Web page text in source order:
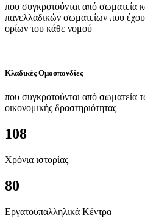
που συγκροτούνται από σωματεία
πανελλαδικών σωματείων που
ορίων του κάθε νομού
Κλαδικές Ομοσπονδίες
που συγκροτούνται από σωματεία
οικονομικής δραστηριότητας
108
Χρόνια ιστορίας
80
Εργατοϋπαλληλικά Κέντρα